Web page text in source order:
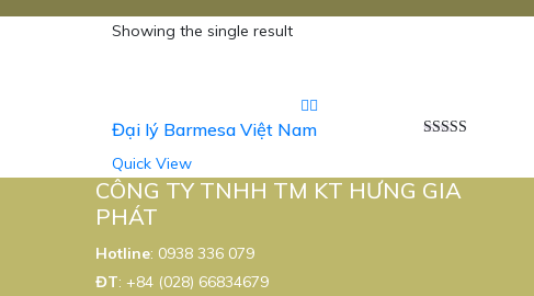
Showing the single result
sao
Đại lý Barmesa Việt Nam
Quick View
CÔNG TY TNHH TM KT HƯNG GIA
PHÁT
Hotline: 0938 336 079
ĐT: +84 (028) 66834679